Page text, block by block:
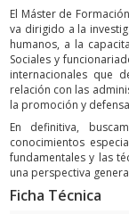
El Máster de
va dirigido a la
humanos, a la
Sociales y
internacionales que
relación con las
la promoción y
En definitiva,
conocimientos
fundamentales y las
una perspectiva
Ficha Técnica